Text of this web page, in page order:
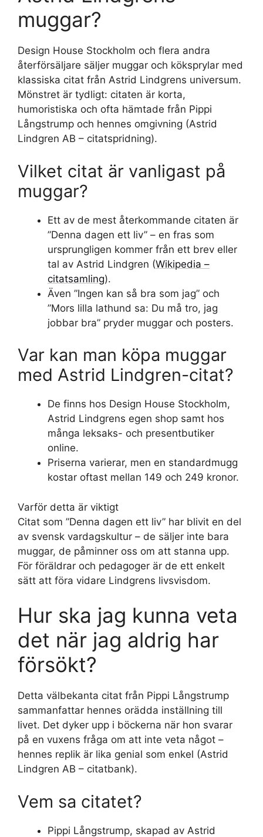
muggar?
Design House Stockholm och flera andra
återförsäljare säljer muggar och köksprylar med
klassiska citat från Astrid Lindgrens universum.
Mönstret är tydligt: citaten är korta,
humoristiska och ofta hämtade från Pippi
Långstrump och hennes omgivning (Astrid
Lindgren AB – citatspridning).
Vilket citat är vanligast på
muggar?
Ett av de mest återkommande citaten är
”Denna dagen ett liv” – en fras som
ursprungligen kommer från ett brev eller
tal av Astrid Lindgren (Wikipedia –
citatsamling).
Även ”Ingen kan så bra som jag” och
”Mors lilla lathund sa: Du må tro, jag
jobbar bra” pryder muggar och posters.
Var kan man köpa muggar
med Astrid Lindgren-citat?
De finns hos Design House Stockholm,
Astrid Lindgrens egen shop samt hos
många leksaks- och presentbutiker
online.
Priserna varierar, men en standardmugg
kostar oftast mellan 149 och 249 kronor.
Varför detta är viktigt
Citat som ”Denna dagen ett liv” har blivit en del
av svensk vardagskultur – de säljer inte bara
muggar, de påminner oss om att stanna upp.
För föräldrar och pedagoger är de ett enkelt
sätt att föra vidare Lindgrens livsvisdom.
Hur ska jag kunna veta
det när jag aldrig har
försökt?
Detta välbekanta citat från Pippi Långstrump
sammanfattar hennes orädda inställning till
livet. Det dyker upp i böckerna när hon svarar
på en vuxens fråga om att inte veta något –
hennes replik är lika genial som enkel (Astrid
Lindgren AB – citatbank).
Vem sa citatet?
Pippi Långstrump, skapad av Astrid